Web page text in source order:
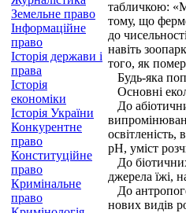
Земельне право
Інформаційне
право
Історія держави і
права
Історія
економіки
Історія України
Конкурентне
право
Конституційне
право
Кримінальне
право
табличкою:
тому, що
до
навіть
того, як
Будь-яка
Основні
До
рН, уміст
До
джерела їжі,
До
нових видів